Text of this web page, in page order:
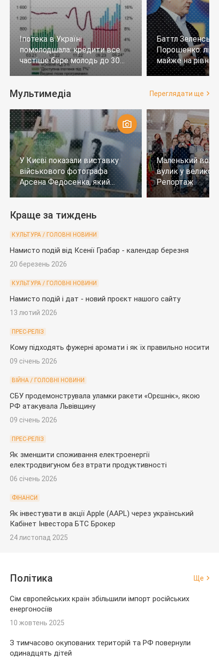
Іпотека в Україні
помолодшала: кредити все
частіше бере молодь до 30
років
Баттл
Порошенко:
майже на
тих, хто не
Мультимедіа Переглядати ще
У Києві показали виставку
військового фотографа
Арсена Федосенка, який
загинув на війні
Маленький
вулик у
Репортаж
Краще за тиждень
КУЛЬТУРА / ГОЛОВНІ НОВИНИ
Намисто подій від Ксенії Грабар - календар березня
20 березень 2026
КУЛЬТУРА / ГОЛОВНІ НОВИНИ
Намисто подій і дат - новий проєкт нашого сайту
13 лютий 2026
ПРЕС-РЕЛІЗ
Кому підходять фужерні аромати і як їх правильно носити
09 січень 2026
ВІЙНА / ГОЛОВНІ НОВИНИ
СБУ продемонструвала уламки ракети «Орєшнік», якою
РФ атакувала Львівщину
09 січень 2026
ПРЕС-РЕЛІЗ
Як зменшити споживання електроенергії
електродвигуном без втрати продуктивності
06 січень 2026
ФІНАНСИ
Як інвестувати в акції Apple (AAPL) через український
Кабінет Інвестора БТС Брокер
24 листопад 2025
Політика Ще
Сім європейських країн збільшили імпорт російських
енергоносіїв
10 жовтень 2025
З тимчасово окупованих територій та РФ повернули
одинадцять дітей